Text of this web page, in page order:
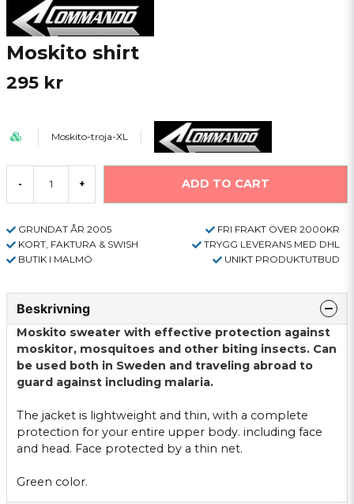
Moskito shirt
295 kr
Moskito-troja-XL
- + ADD TO CART
GRUNDAT ÅR 2005
FRI FRAKT ÖVER 2000KR
KORT, FAKTURA & SWISH
TRYGG LEVERANS MED DHL
BUTIK I MALMÖ
UNIKT PRODUKTUTBUD
Beskrivning
Moskito sweater with effective protection against
moskitor, mosquitoes and other biting insects. Can
be used both in Sweden and traveling abroad to
guard against including malaria.
The jacket is lightweight and thin, with a complete
protection for your entire upper body. including face
and head. Face protected by a thin net.
Green color.